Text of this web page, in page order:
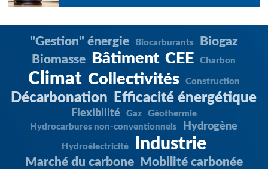
"Gestion" énergie Biocarburants
Biogaz
Biomasse
Bâtiment CEE Charbon
Climat Collectivités Construction
Décarbonation Efficacité énergétique
Flexibilité Gaz
Géothermie
Hydrocarbures non-conventionnels
Hydrogène
Hydroélectricité Industrie
Marché du carbone Mobilité carbonée